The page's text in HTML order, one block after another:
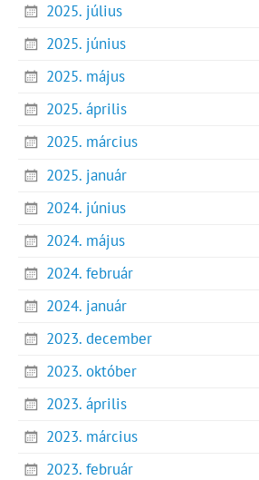
2025. július
2025. június
2025. május
2025. április
2025. március
2025. január
2024. június
2024. május
2024. február
2024. január
2023. december
2023. október
2023. április
2023. március
2023. február